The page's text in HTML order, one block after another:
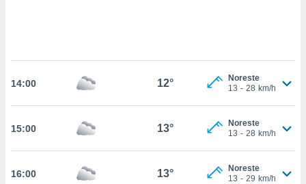
cookies
aceptar
14:00 12°
Noreste
13 - 28 km/h
15:00 13°
Noreste
13 - 28 km/h
16:00 13°
Noreste
13 - 29 km/h